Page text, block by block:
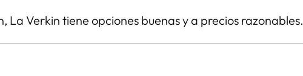
Verkin tiene opciones buenas y a precios razonables.